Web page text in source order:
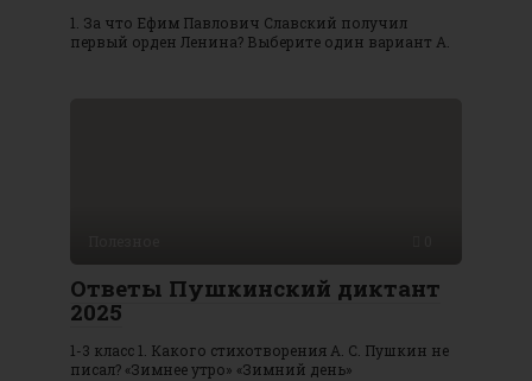
1. За что Ефим Павлович Славский получил
первый орден Ленина? Выберите один вариант А.
Ответы Пушкинский диктант
2025
1-3 класс 1. Какого стихотворения А. С. Пушкин не
писал? «Зимнее утро» «Зимний день»